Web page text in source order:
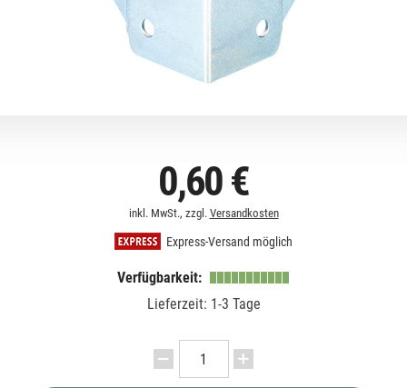
0,60 €
inkl. MwSt., zzgl. Versandkosten
Express-Versand möglich
Verfügbarkeit:
Lieferzeit: 1-3 Tage